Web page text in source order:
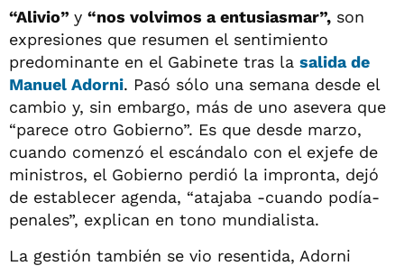
“Alivio” y “nos volvimos a entusiasmar”, son
expresiones que resumen el sentimiento
predominante en el Gabinete tras la salida de
Manuel Adorni. Pasó sólo una semana desde el
cambio y, sin embargo, más de uno asevera que
“parece otro Gobierno”. Es que desde marzo,
cuando comenzó el escándalo con el exjefe de
ministros, el Gobierno perdió la impronta, dejó
de establecer agenda, “atajaba -cuando podía-
penales”, explican en tono mundialista.
La gestión también se vio resentida, Adorni